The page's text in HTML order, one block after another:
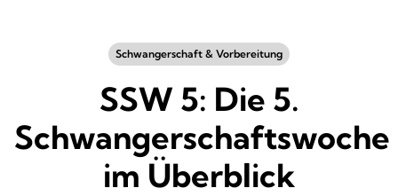
Schwangerschaft & Vorbereitung
SSW 5: Die 5.
Schwangerschaftswoche
im Überblick